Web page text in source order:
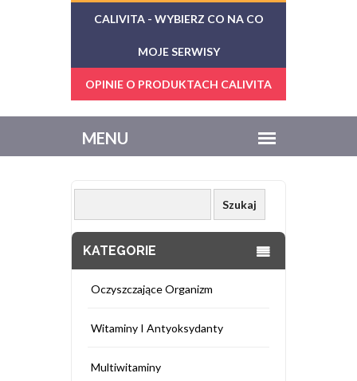
CALIVITA - WYBIERZ CO NA CO
MOJE SERWISY
OPINIE O PRODUKTACH CALIVITA
KATEGORIE
Oczyszczające Organizm
Witaminy I Antyoksydanty
Multiwitaminy